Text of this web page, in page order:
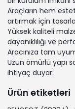
Araçların hem
artırmak için
Yüksek kaliteli
dayanıklılığı ve
Aracınıza tam
Uzun ömürlü yapı
ihtiyaç duyar.
Ürün etiketleri